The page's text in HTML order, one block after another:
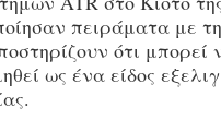
πειράματα με
ότι μπορεί
ως ένα είδος